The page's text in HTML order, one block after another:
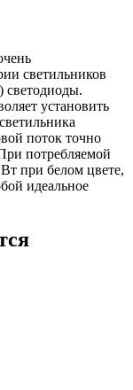
светильников
светодиоды.
установить
поток точно
потребляемой
при белом цвете,
идеальное